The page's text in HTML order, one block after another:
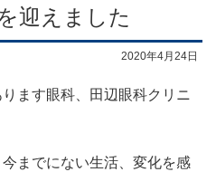
迎えました
2020年4月24日
ます眼科、田辺眼科クリニ
までにない生活、変化を感